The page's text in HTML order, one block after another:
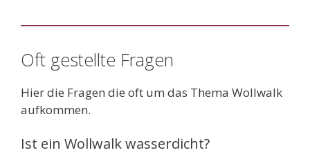
Oft gestellte Fragen
Hier die Fragen die oft um das Thema Wollwalk
aufkommen.
Ist ein Wollwalk wasserdicht?